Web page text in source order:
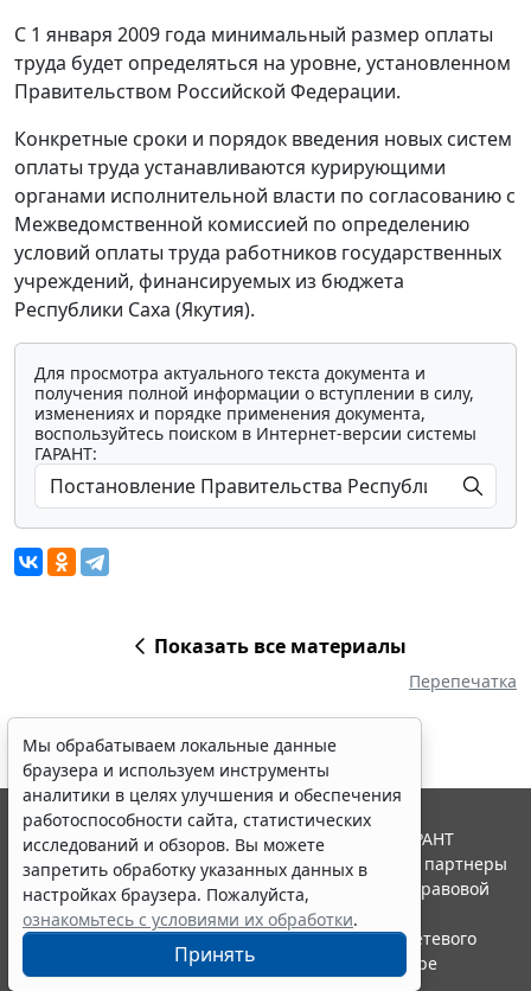
С 1 января 2009 года минимальный размер оплаты
труда будет определяться на уровне, установленном
Правительством Российской Федерации.
Конкретные сроки и порядок введения новых систем
оплаты труда устанавливаются курирующими
органами исполнительной власти по согласованию с
Межведомственной комиссией по определению
условий оплаты труда работников государственных
учреждений, финансируемых из бюджета
Республики Саха (Якутия).
Для просмотра актуального текста документа и
получения полной информации о вступлении в силу,
изменениях и порядке применения документа,
воспользуйтесь поиском в Интернет-версии системы
ГАРАНТ:
Показать все материалы
Перепечатка
Мы обрабатываем локальные данные
браузера и используем инструменты
аналитики в целях улучшения и обеспечения
работоспособности сайта, статистических
исследований и обзоров. Вы можете
запретить обработку указанных данных в
настройках браузера. Пожалуйста,
ознакомьтесь с условиями их обработки.
Принять
© ООО "НПП "ГАРАНТ-СЕРВИС", 2026. Система ГАРАНТ
выпускается с 1990 года. Компания "Гарант" и ее партнеры
являются участниками Российской ассоциации правовой
информации ГАРАНТ.
Портал ГАРАНТ.РУ зарегистрирован в качестве сетевого
издания Федеральной службой по надзору в сфере